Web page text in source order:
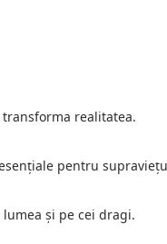
realitatea.
pentru
și pe cei dragi.